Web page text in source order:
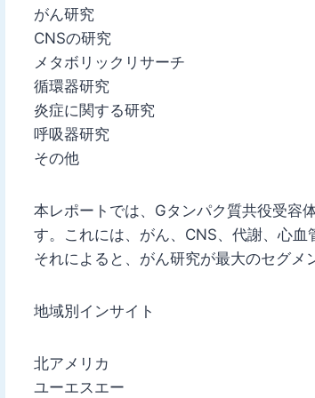
がん研究
CNSの研究
メタボリックリサーチ
循環器研究
炎症に関する研究
呼吸器研究
その他
本レポートでは、Gタンパク質共役受容
す。これには、がん、CNS、代謝、心
それによると、がん研究が最大のセグメ
地域別インサイト
北アメリカ
ユーエスエー